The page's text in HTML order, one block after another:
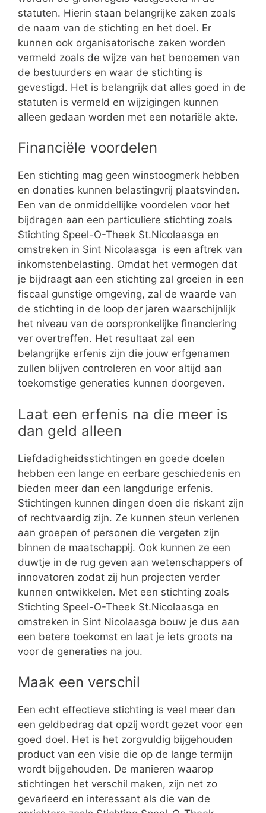
statuten. Hierin staan belangrijke zaken zoals
de naam van de stichting en het doel. Er
kunnen ook organisatorische zaken worden
vermeld zoals de wijze van het benoemen van
de bestuurders en waar de stichting is
gevestigd. Het is belangrijk dat alles goed in de
statuten is vermeld en wijzigingen kunnen
alleen gedaan worden met een notariële akte.
Financiële voordelen
Een stichting mag geen winstoogmerk hebben
en donaties kunnen belastingvrij plaatsvinden.
Een van de onmiddellijke voordelen voor het
bijdragen aan een particuliere stichting zoals
Stichting Speel-O-Theek St.Nicolaasga en
omstreken in Sint Nicolaasga is een aftrek van
inkomstenbelasting. Omdat het vermogen dat
je bijdraagt aan een stichting zal groeien in een
fiscaal gunstige omgeving, zal de waarde van
de stichting in de loop der jaren waarschijnlijk
het niveau van de oorspronkelijke financiering
ver overtreffen. Het resultaat zal een
belangrijke erfenis zijn die jouw erfgenamen
zullen blijven controleren en voor altijd aan
toekomstige generaties kunnen doorgeven.
Laat een erfenis na die meer is
dan geld alleen
Liefdadigheidsstichtingen en goede doelen
hebben een lange en eerbare geschiedenis en
bieden meer dan een langdurige erfenis.
Stichtingen kunnen dingen doen die riskant zijn
of rechtvaardig zijn. Ze kunnen steun verlenen
aan groepen of personen die vergeten zijn
binnen de maatschappij. Ook kunnen ze een
duwtje in de rug geven aan wetenschappers of
innovatoren zodat zij hun projecten verder
kunnen ontwikkelen. Met een stichting zoals
Stichting Speel-O-Theek St.Nicolaasga en
omstreken in Sint Nicolaasga bouw je dus aan
een betere toekomst en laat je iets groots na
voor de generaties na jou.
Maak een verschil
Een echt effectieve stichting is veel meer dan
een geldbedrag dat opzij wordt gezet voor een
goed doel. Het is het zorgvuldig bijgehouden
product van een visie die op de lange termijn
wordt bijgehouden. De manieren waarop
stichtingen het verschil maken, zijn net zo
gevarieerd en interessant als die van de